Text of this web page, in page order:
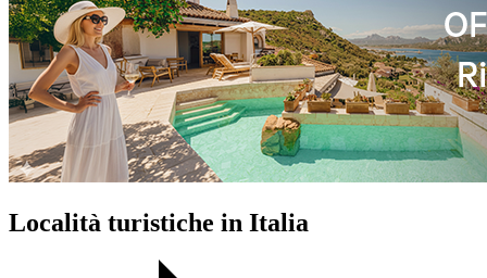
Località turistiche in Italia